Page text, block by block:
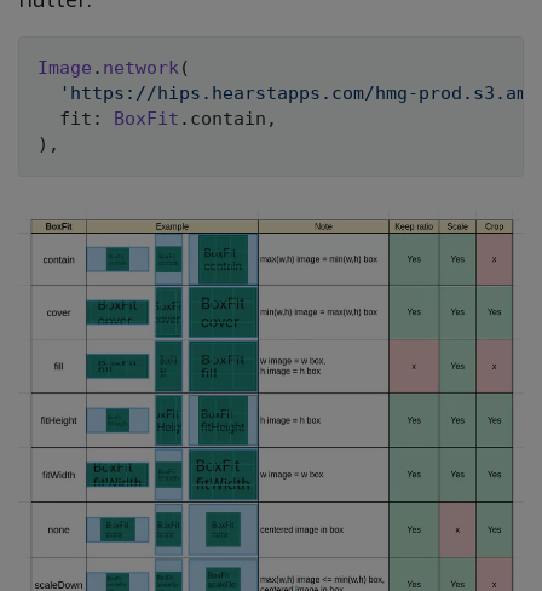
Image . network(
'https://hips.hearstapps.com/hmg-
  fit
: BoxFit . contain ,
) ,